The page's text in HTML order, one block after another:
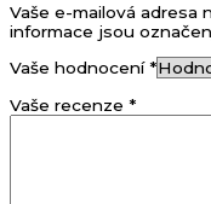
Vaše e-mailová adresa
informace jsou
Vaše hodnocení*
Vaše recenze *